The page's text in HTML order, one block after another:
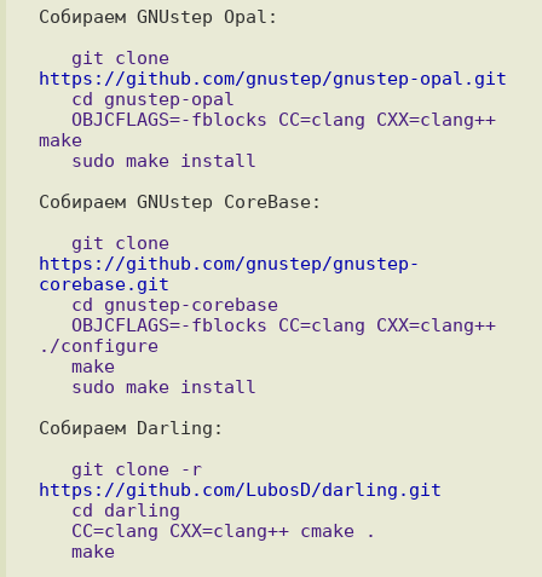
Собираем GNUstep Opal:
   git clone
https://github.com/gnustep/gnustep-opal.git
make
Собираем GNUstep CoreBase:
   git clone
https://github.com/gnustep/gnustep-
corebase.git
./configure
Собираем Darling:
   git clone -r
https://github.com/LubosD/darling.git
   make